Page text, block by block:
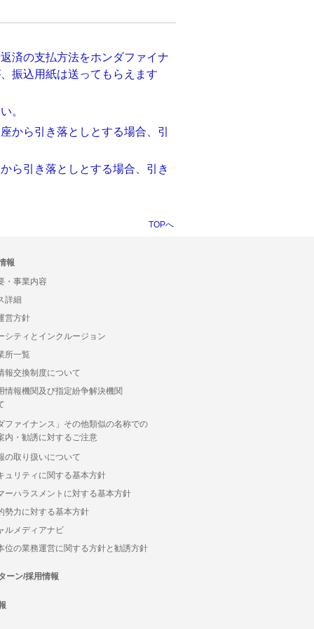
済の支払方法をホンダファイナ
振込用紙は送ってもらえます
。
から引き落としとする場合、引
ら引き落としとする場合、引き
TOPへ
報
・事業内容
詳細
営方針
シティとインクルージョン
所一覧
報交換制度について
情報機関及び指定紛争解決機関
ファイナンス」その他類似の名称での
内・勧誘に対するご注意
の取り扱いについて
ュリティに関する基本方針
ーハラスメントに対する基本方針
勢力に対する基本方針
ルメディアナビ
位の業務運営に関する方針と勧誘方針
ーン/採用情報